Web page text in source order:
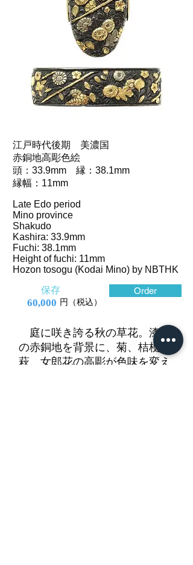
江戸時代後期 美濃国
赤銅地高彫色絵
頭：33.9mm 縁：38.1mm
縁幅：11mm
Late Edo period
Mino province
Shakudo
Kashira: 33.9mm
Fuchi: 38.1mm
Height of fuchi: 11mm
Hozon tosogu (Kodai Mino) by NBTHK
保存
60,000 円（税込）
Order
庭に咲き誇る秋の草花。漆黒
の赤銅地を背景に、菊、桔梗、
萩、女郎花の高彫が色味を変え